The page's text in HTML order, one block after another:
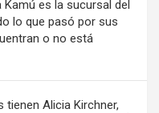
Kamú es la sucursal del
lo que pasó por sus
o no está
Alicia Kirchner,